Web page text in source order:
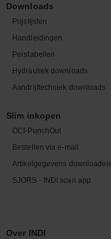
Downloads
Prijslijsten
Handleidingen
Perstabellen
Hydrauliek downloads
Aandrijftechniek downloads
Slim inkopen
OCI-PunchOut
Bestellen via e-mail
Artikelgegevens downloaden
SJORS - INDI scan app
Over INDI